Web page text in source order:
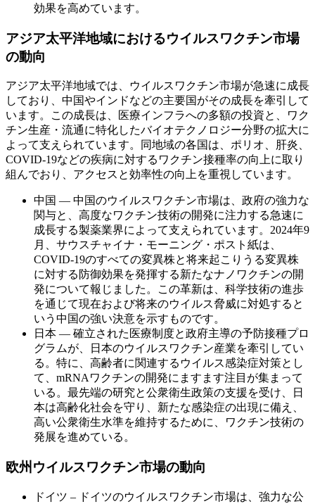
効果を高めています。
アジア太平洋地域におけるウイルスワクチン市場
の動向
アジア太平洋地域では、ウイルスワクチン市場が急速に成長
しており、中国やインドなどの主要国がその成長を牽引して
います。この成長は、医療インフラへの多額の投資と、ワク
チン生産・流通に特化したバイオテクノロジー分野の拡大に
よって支えられています。同地域の各国は、ポリオ、肝炎、
COVID-19などの疾病に対するワクチン接種率の向上に取り
組んでおり、アクセスと効率性の向上を重視しています。
中国 ― 中国のウイルスワクチン市場は、政府の強力な
関与と、高度なワクチン技術の開発に注力する急速に
成長する製薬業界によって支えられています。2024年9
月、サウスチャイナ・モーニング・ポスト紙は、
COVID-19のすべての変異株と将来起こりうる変異株
に対する防御効果を発揮する新たなナノワクチンの開
発について報じました。この革新は、科学技術の進歩
を通じて現在および将来のウイルス脅威に対処すると
いう中国の強い決意を示すものです。
日本 ― 確立された医療制度と政府主導の予防接種プロ
グラムが、日本のウイルスワクチン産業を牽引してい
る。特に、高齢者に関連するウイルス感染症対策とし
て、mRNAワクチンの開発にますます注目が集まって
いる。最先端の研究と公衆衛生政策の支援を受け、日
本は高齢化社会を守り、新たな感染症の出現に備え、
高い公衆衛生水準を維持するために、ワクチン技術の
発展を進めている。
欧州ウイルスワクチン市場の動向
ドイツ – ドイツのウイルスワクチン市場は、強力な公